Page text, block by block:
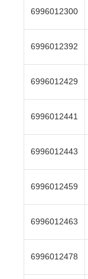
6996012300
6996012392
6996012429
6996012441
6996012443
6996012459
6996012463
6996012478